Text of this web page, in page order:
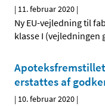
| 11. februar 2020 |
Ny EU-vejledning til
klasse I
erstattes af
| 10. februar 2020 |